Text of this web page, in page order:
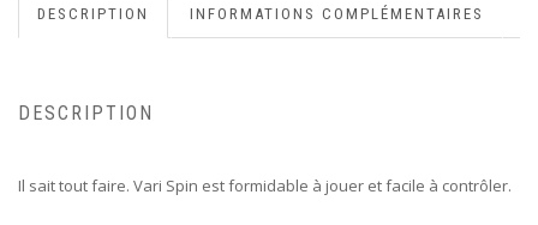
DESCRIPTION INFORMATIONS COMPLÉMENTAIRES
DESCRIPTION
Il sait tout faire. Vari Spin est formidable à jouer et facile à contrôler.